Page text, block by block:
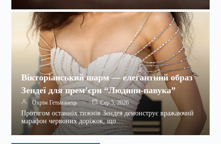
Вікторіанський шарм — елегантний образ
Зендеї для прем’єри “Людини-павука”
Охрім Гетьманець Сер 5, 2026
Протягом останніх тижнів Зендея демонструє вражаючий
марафон червоних доріжок, що…